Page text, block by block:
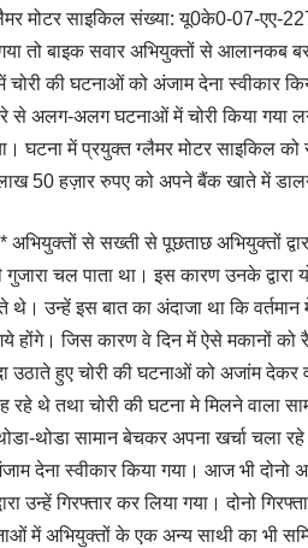
मोटर साइकिल संख्या: यू0के0-07-एए-
तो बाइक सवार अभियुक्तों से आलानकब
चोरी की घटनाओं को अंजाम देना स्वीकार
से अलग-अलग घटनाओं में चोरी किया
घटना में प्रयुक्त ग्लैमर मोटर साइकिल को
50 हज़ार रुपए को अपने बैंक खाते में
अभियुक्तों से सख्ती से पूछताछ अभियुक्तों
चल पाता था। इस कारण उनके
थे। उन्हें इस बात का अंदाजा था कि वर्तमान
होंगे। जिस कारण वे दिन में ऐसे मकानों को
उठाते हुए चोरी की घटनाओं को अजांम
थे तथा चोरी की घटना मे मिलने वाला
थोडा सामान बेचकर अपना खर्चा चला रहे
देना स्वीकार किया गया। आज भी दोनो
उन्हें गिरफ्तार कर लिया गया। दोनो
में अभियुक्तों के एक अन्य साथी का भी